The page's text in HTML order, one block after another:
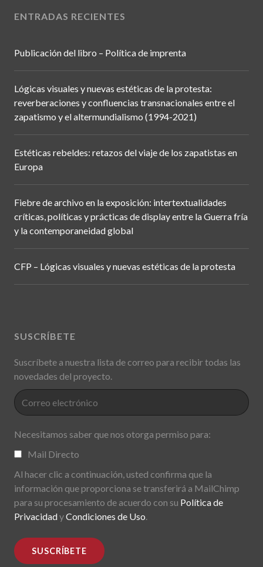
ENTRADAS RECIENTES
Publicación del libro – Política de imprenta
Lógicas visuales y nuevas estéticas de la protesta:
reverberaciones y confluencias transnacionales entre el
zapatismo y el altermundialismo (1994-2021)
Estéticas rebeldes: retazos del viaje de los zapatistas en
Europa
Fiebre de archivo en la exposición: intertextualidades
críticas, políticas y prácticas de display entre la Guerra fría
y la contemporaneidad global
CFP – Lógicas visuales y nuevas estéticas de la protesta
SUSCRÍBETE
Suscríbete a nuestra lista de correo para recibir todas las
novedades del proyecto.
Necesitamos saber que nos otorga permiso para:
Mail Directo
Al hacer clic a continuación, usted confirma que la
información que proporciona se transferirá a MailChimp
para su procesamiento de acuerdo con su Política de
PrivacidadyCondiciones de Uso.